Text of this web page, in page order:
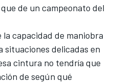
de un campeonato del
la capacidad de maniobra
delicadas en
cintura no tendría que
de según qué